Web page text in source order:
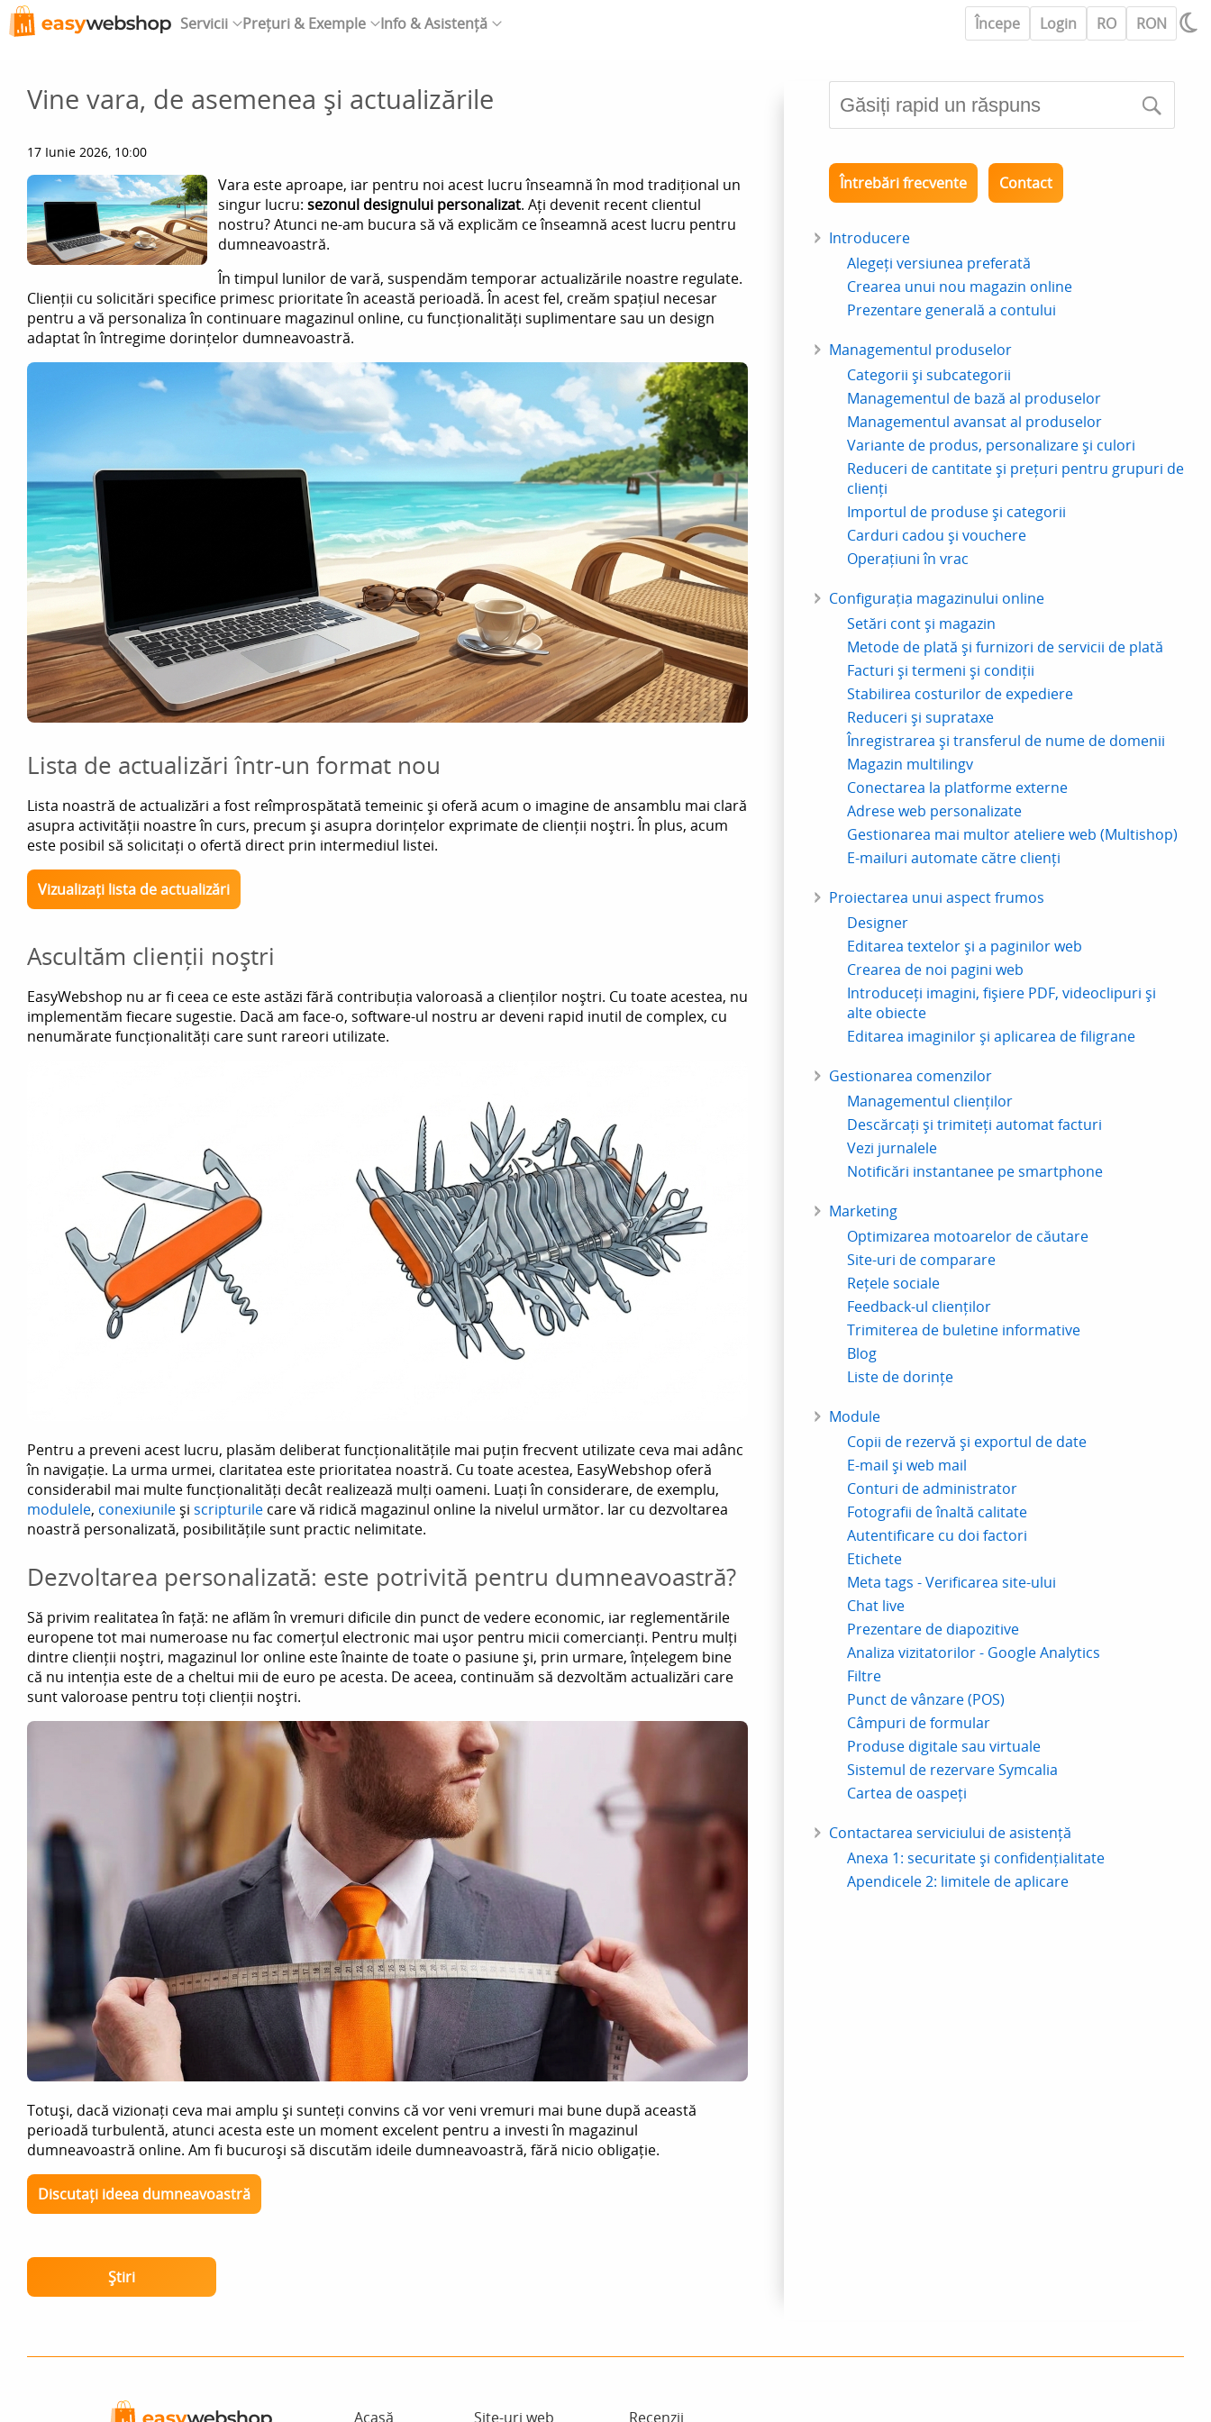
Servicii Prețuri & Exemple Info & Asistență Începe Login RO RON
Vine vara, de asemenea și actualizările
17 Iunie 2026, 10:00
Vara este aproape, iar pentru noi acest lucru înseamnă în mod tradițional un
singur lucru: sezonul designului personalizat. Ați devenit recent clientul
nostru? Atunci ne-am bucura să vă explicăm ce înseamnă acest lucru pentru
dumneavoastră.
În timpul lunilor de vară, suspendăm temporar actualizările noastre regulate.
Clienții cu solicitări specifice primesc prioritate în această perioadă. În acest fel, creăm spațiul necesar
pentru a vă personaliza în continuare magazinul online, cu funcționalități suplimentare sau un design
adaptat în întregime dorințelor dumneavoastră.
Lista de actualizări într-un format nou
Lista noastră de actualizări a fost reîmprospătată temeinic și oferă acum o imagine de ansamblu mai clară
asupra activității noastre în curs, precum și asupra dorințelor exprimate de clienții noștri. În plus, acum
este posibil să solicitați o ofertă direct prin intermediul listei.
Vizualizați lista de actualizări
Ascultăm clienții noștri
EasyWebshop nu ar fi ceea ce este astăzi fără contribuția valoroasă a clienților noștri. Cu toate acestea, nu
implementăm fiecare sugestie. Dacă am face-o, software-ul nostru ar deveni rapid inutil de complex, cu
nenumărate funcționalități care sunt rareori utilizate.
Pentru a preveni acest lucru, plasăm deliberat funcționalitățile mai puțin frecvent utilizate ceva mai adânc
în navigație. La urma urmei, claritatea este prioritatea noastră. Cu toate acestea, EasyWebshop oferă
considerabil mai multe funcționalități decât realizează mulți oameni. Luați în considerare, de exemplu,
modulele, conexiunileși scripturile care vă ridică magazinul online la nivelul următor. Iar cu dezvoltarea
noastră personalizată, posibilitățile sunt practic nelimitate.
Dezvoltarea personalizată: este potrivită pentru dumneavoastră?
Să privim realitatea în față: ne aflăm în vremuri dificile din punct de vedere economic, iar reglementările
europene tot mai numeroase nu fac comerțul electronic mai ușor pentru micii comercianți. Pentru mulți
dintre clienții noștri, magazinul lor online este înainte de toate o pasiune și, prin urmare, înțelegem bine
că nu intenția este de a cheltui mii de euro pe acesta. De aceea, continuăm să dezvoltăm actualizări care
sunt valoroase pentru toți clienții noștri.
Totuși, dacă vizionați ceva mai amplu și sunteți convins că vor veni vremuri mai bune după această
perioadă turbulentă, atunci acesta este un moment excelent pentru a investi în magazinul
dumneavoastră online. Am fi bucuroși să discutăm ideile dumneavoastră, fără nicio obligație.
Discutați ideea dumneavoastră
Știri
Întrebări frecvente Contact
Introducere
Alegeți versiunea preferată
Crearea unui nou magazin online
Prezentare generală a contului
Managementul produselor
Categorii și subcategorii
Managementul de bază al produselor
Managementul avansat al produselor
Variante de produs, personalizare și culori
Reduceri de cantitate și prețuri pentru grupuri de
clienți
Importul de produse și categorii
Carduri cadou și vouchere
Operațiuni în vrac
Configurația magazinului online
Setări cont și magazin
Metode de plată și furnizori de servicii de plată
Facturi și termeni și condiții
Stabilirea costurilor de expediere
Reduceri și suprataxe
Înregistrarea și transferul de nume de domenii
Magazin multilingv
Conectarea la platforme externe
Adrese web personalizate
Gestionarea mai multor ateliere web (Multishop)
E-mailuri automate către clienți
Proiectarea unui aspect frumos
Designer
Editarea textelor și a paginilor web
Crearea de noi pagini web
Introduceți imagini, fișiere PDF, videoclipuri și
alte obiecte
Editarea imaginilor și aplicarea de filigrane
Gestionarea comenzilor
Managementul clienților
Descărcați și trimiteți automat facturi
Vezi jurnalele
Notificări instantanee pe smartphone
Marketing
Optimizarea motoarelor de căutare
Site-uri de comparare
Rețele sociale
Feedback-ul clienților
Trimiterea de buletine informative
Blog
Liste de dorințe
Module
Copii de rezervă și exportul de date
E-mail și web mail
Conturi de administrator
Fotografii de înaltă calitate
Autentificare cu doi factori
Etichete
Meta tags - Verificarea site-ului
Chat live
Prezentare de diapozitive
Analiza vizitatorilor - Google Analytics
Filtre
Punct de vânzare (POS)
Câmpuri de formular
Produse digitale sau virtuale
Sistemul de rezervare Symcalia
Cartea de oaspeți
Contactarea serviciului de asistență
Anexa 1: securitate și confidențialitate
Apendicele 2: limitele de aplicare
Acasă Site-uri web Recenzii